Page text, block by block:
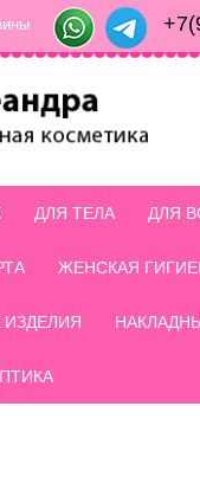
ДЛЯ ТЕЛА ДЛЯ
ЖЕНСКАЯ